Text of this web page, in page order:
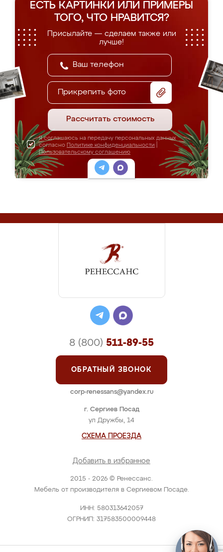
ЕСТЬ КАРТИНКИ ИЛИ ПРИМЕРЫ
ТОГО, ЧТО НРАВИТСЯ?
Присылайте — сделаем также или
лучше!
Прикрепить фото
Рассчитать стоимость
Я соглашаюсь на передачу персональных данных
согласно Политике конфиденциальности
Пользовательскому соглашению
2015 - 2026 © Ренессанс.
Мебель от производителя в Сергиевом Посаде.
ИНН: 580313642057
ОГРНИП: 317583500009448
г. Сергиев Посад
ул Дружбы, 14
СХЕМА ПРОЕЗДА
Добавить в избранное
8 (800) 511-89-55
ОБРАТНЫЙ ЗВОНОК
corp-renessans@yandex.ru